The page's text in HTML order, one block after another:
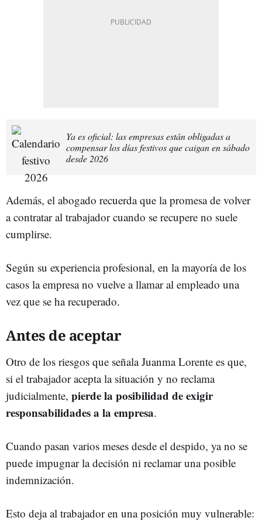
Ya es oficial: las empresas están obligadas a
compensar los días festivos que caigan en sábado
desde 2026
Además, el abogado recuerda que la promesa de volver
a contratar al trabajador cuando se recupere no suele
cumplirse.
Según su experiencia profesional, en la mayoría de los
casos la empresa no vuelve a llamar al empleado una
vez que se ha recuperado.
Antes de aceptar
Otro de los riesgos que señala Juanma Lorente es que,
si el trabajador acepta la situación y no reclama
judicialmente, pierde la posibilidad de exigir
responsabilidades a la empresa.
Cuando pasan varios meses desde el despido, ya no se
puede impugnar la decisión ni reclamar una posible
indemnización.
Esto deja al trabajador en una posición muy vulnerable: